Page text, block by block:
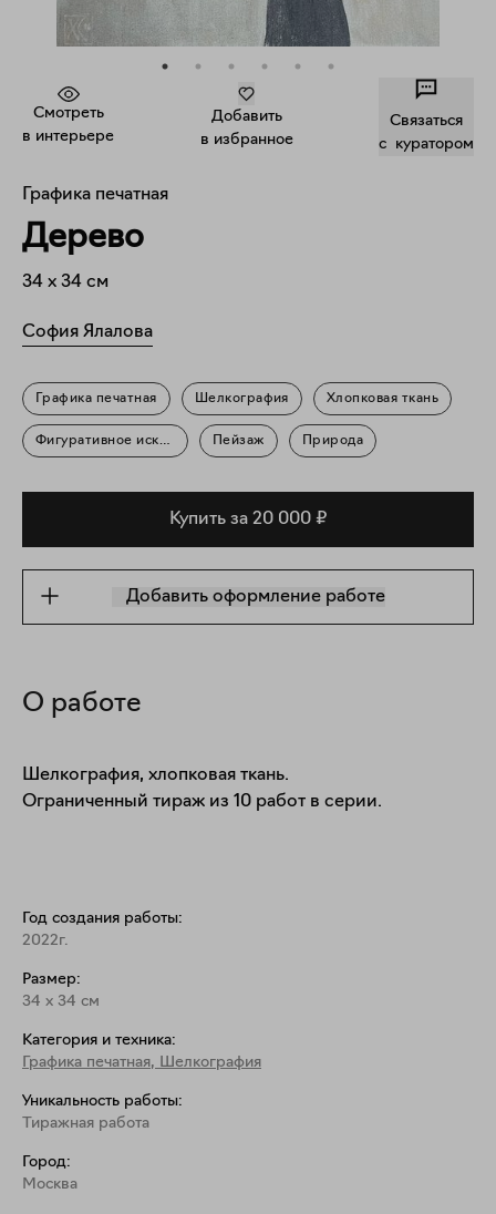
Смотреть
в интерьере
Добавить
в избранное
Связаться
c куратором
Графика печатная
Дерево
34 x 34 см
София Ялалова
Графика печатная Шелкография Хлопковая ткань
Фигуративное искусство Пейзаж Природа
Купить за 20 000 ₽
Добавить оформление работе
О работе
Шелкография, хлопковая ткань.
Ограниченный тираж из 10 работ в серии.
Год создания работы:
2022г.
Размер:
34 x 34 см
Категория и техника:
Графика печатная, Шелкография
Уникальность работы:
Тиражная работа
Город:
Москва